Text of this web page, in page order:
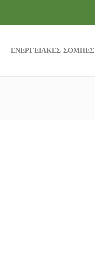
ΕΝΕΡΓΕΙΑΚΕΣ ΣΟΜΠΕΣ